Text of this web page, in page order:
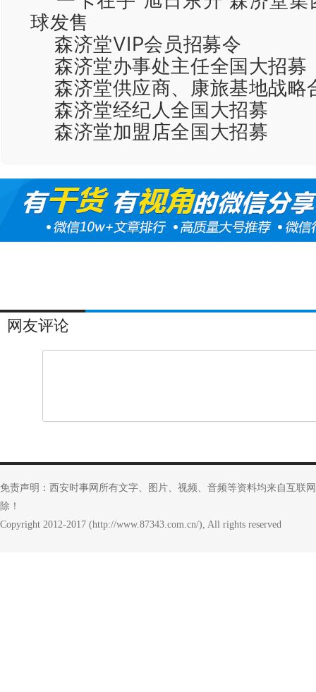
球发售
森济堂VIP会员招募令
森济堂办事处主任全国大招募
森济堂供应商、康旅基地战略
森济堂经纪人全国大招募
森济堂加盟店全国大招募
网友评论
免责声明：西安时事网所有文字、图片、视频、音频等资料均来自互联
除！
Copyright 2012-2017 (http://www.87343.com.cn/), All rights reserved